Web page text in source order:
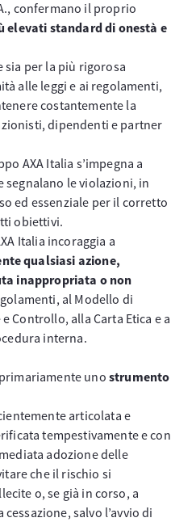
confermano il proprio
elevati standard di onestà e
sia per la più rigorosa
alle leggi e ai regolamenti,
costantemente la
dipendenti e partner
AXA Italia s’impegna a
segnalano le violazioni, in
ed essenziale per il corretto
obiettivi.
Italia incoraggia a
qualsiasi azione,
inappropriata o non
al Modello di
Controllo, alla Carta Etica e a
interna.
uno strumento
articolata e
tempestivamente e con
adozione delle
che il rischio si
o, se già in corso, a
salvo l’avvio di